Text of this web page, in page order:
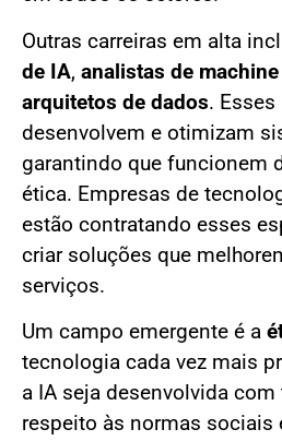
Outras carreiras em alta
de IA, analistas de
arquitetos de dados.
desenvolvem e otimizam
garantindo que funcionem
ética. Empresas de
estão contratando esses
criar soluções que
serviços.
Um campo emergente é a
tecnologia cada vez mais
a IA seja desenvolvida
respeito às normas sociais